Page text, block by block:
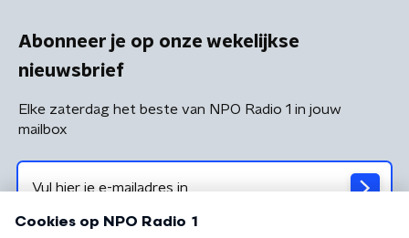
Abonneer je op onze wekelijkse
nieuwsbrief
Elke zaterdag het beste van NPO Radio 1 in jouw
mailbox